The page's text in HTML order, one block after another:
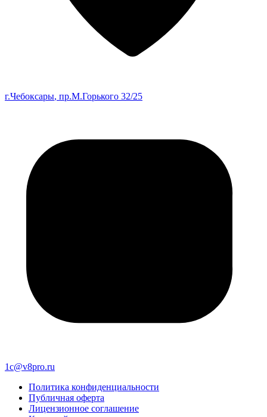
г.Чебоксары, пр.М.Горького 32/25
1c@v8pro.ru
Политика конфиденциальности
Публичная оферта
Лицензионное соглашение